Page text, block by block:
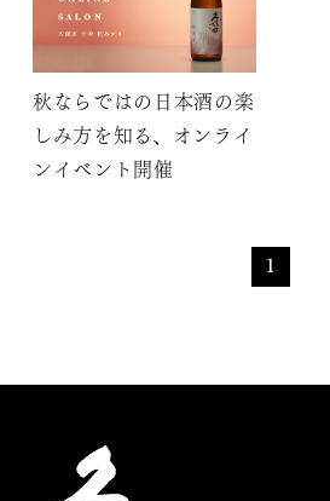
秋ならではの日本酒の楽
しみ方を知る、オンライ
ンイベント開催
1